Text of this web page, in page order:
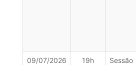
09/07/2026 19h
Sessão